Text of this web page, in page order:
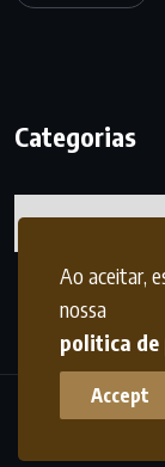
Ao aceitar,
nossa
politica
Accept
Categorias